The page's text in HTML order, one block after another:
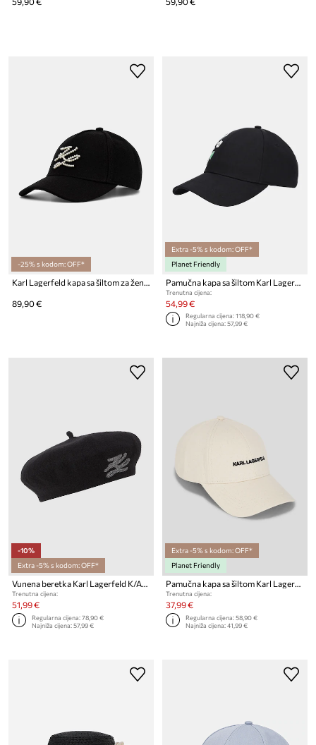
-25% s kodom: OFF*
Karl Lagerfeld kapa sa šiltom za žene s dodatkom vune K/AUTOGRAPH
89,90 €
Extra -5% s kodom: OFF*
Planet Friendly
Pamučna kapa sa šiltom Karl Lagerfeld IKON
Trenutna cijena:
54,99 €
Regularna cijena:118,90 €
Najniža cijena:57,99 €
-10%
Extra -5% s kodom: OFF*
Vunena beretka Karl Lagerfeld K/AUTOGRAPH
Trenutna cijena:
51,99 €
Regularna cijena:78,90 €
Najniža cijena:57,99 €
Extra -5% s kodom: OFF*
Planet Friendly
Pamučna kapa sa šiltom Karl Lagerfeld K/RSG
Trenutna cijena:
37,99 €
Regularna cijena:58,90 €
Najniža cijena:41,99 €